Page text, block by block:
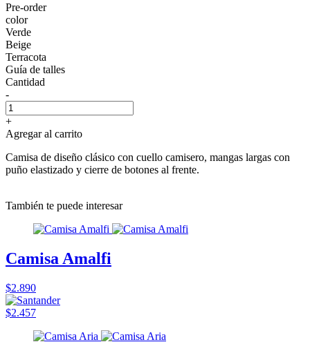
Pre-order
color
Verde
Beige
Terracota
Guía de talles
Cantidad
-
+
Agregar al carrito
Camisa de diseño clásico con cuello camisero, mangas largas con
puño elastizado y cierre de botones al frente.
También te puede interesar
Camisa Amalfi
$2.890
$2.457